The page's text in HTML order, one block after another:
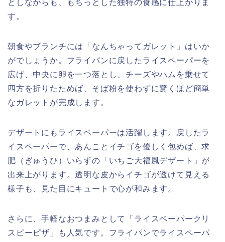
としながらも、もちっとした独特の食感に仕上がりま
す。
朝食やブランチには「なんちゃってガレット」はいか
がでしょうか。フライパンに戻したライスペーパーを
広げ、中央に卵を一つ落とし、チーズやハムを乗せて
四方を折りたためば、そば粉を使わずに驚くほど簡単
なガレットが完成します。
デザートにもライスペーパーは活躍します。戻したラ
イスペーパーで、あんことイチゴを優しく包めば、求
肥（ぎゅうひ）いらずの「いちご大福風デザート」が
出来上がります。透明な皮からイチゴが透けて見える
様子も、見た目にキュートで心が和みます。
さらに、手軽なおつまみとして「ライスペーパークリ
スピーピザ」も人気です。フライパンでライスペーパ